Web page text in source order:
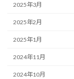
2025年3月
2025年2月
2025年1月
2024年11月
2024年10月